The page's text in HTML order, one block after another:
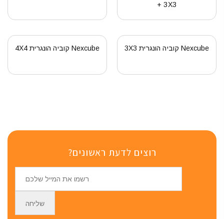
+ 3X3
Nexcube קוביה הונגרית 3X3 Nexcube קוביה הונגרית 4X4
רוצים לדעת ראשונים?